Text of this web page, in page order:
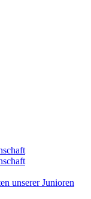
unserer Junioren